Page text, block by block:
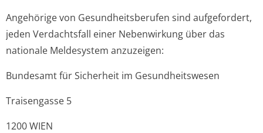
Angehörige von Gesundheitsberufen sind aufgefordert,
jeden Verdachtsfall einer Nebenwirkung über das
nationale Meldesystem anzuzeigen:
Bundesamt für Sicherheit im Gesundheitswesen
Traisengasse 5
1200 WIEN